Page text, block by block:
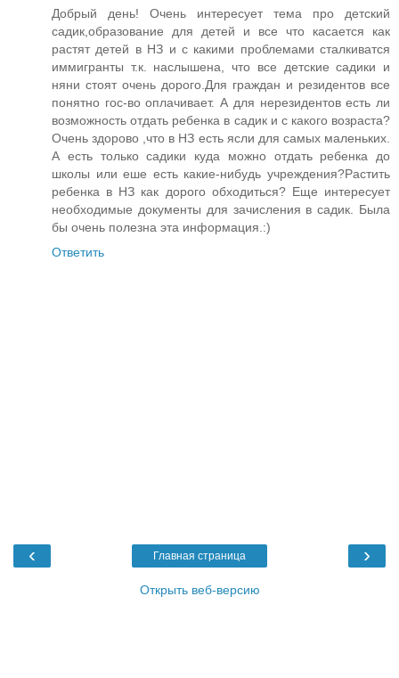
Добрый день! Очень интересует тема про детский
садик,образование для детей и все что касается как
растят детей в НЗ и с какими проблемами сталкиватся
иммигранты т.к. наслышена, что все детские садики и
няни стоят очень дорого.Для граждан и резидентов все
понятно гос-во оплачивает. А для нерезидентов есть ли
возможность отдать ребенка в садик и с какого возраста?
Очень здорово ,что в НЗ есть ясли для самых маленьких.
А есть только садики куда можно отдать ребенка до
школы или еше есть какие-нибудь учреждения?Растить
ребенка в НЗ как дорого обходиться? Еще интересует
необходимые документы для зачисления в садик. Была
бы очень полезна эта информация.:)
Ответить
‹ ›
Главная страница
Открыть веб-версию